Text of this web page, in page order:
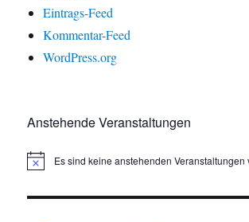
Eintrags-Feed
Kommentar-Feed
WordPress.org
Anstehende Veranstaltungen
H
w
Es sind keine anstehenden Veranstaltungen